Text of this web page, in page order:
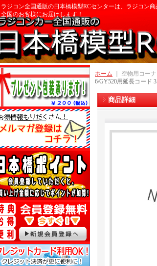
ラジコン全国通販の日本橋模型RCセンターは、ラジコン
全国のお客様にお届けします！
ホーム ｜ 空物用コー
6/GY520用延長コード
商品詳細